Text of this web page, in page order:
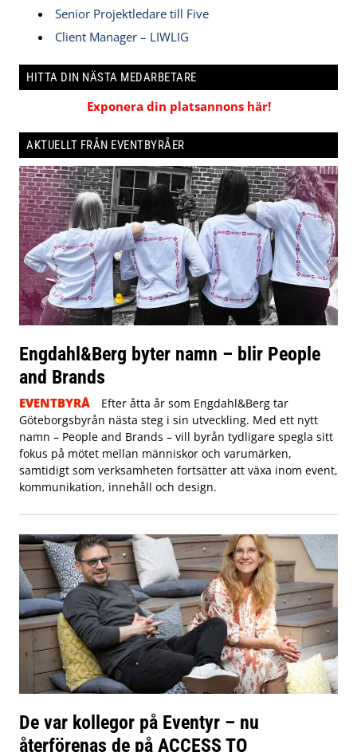
Senior Projektledare till Five
Client Manager – LIWLIG
HITTA DIN NÄSTA MEDARBETARE
Exponera din platsannons här!
AKTUELLT FRÅN EVENTBYRÅER
Engdahl&Berg byter namn – blir People
and Brands
EVENTBYRÅ
Efter åtta år som Engdahl&Berg tar
Göteborgsbyrån nästa steg i sin utveckling. Med ett nytt
namn – People and Brands – vill byrån tydligare spegla sitt
fokus på mötet mellan människor och varumärken,
samtidigt som verksamheten fortsätter att växa inom event,
kommunikation, innehåll och design.
De var kollegor på Eventyr – nu
återförenas de på ACCESS TO